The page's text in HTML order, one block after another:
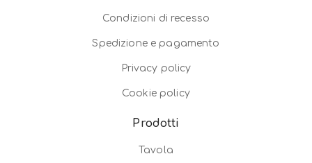
Condizioni di recesso
Spedizione e pagamento
Privacy policy
Cookie policy
Prodotti
Tavola